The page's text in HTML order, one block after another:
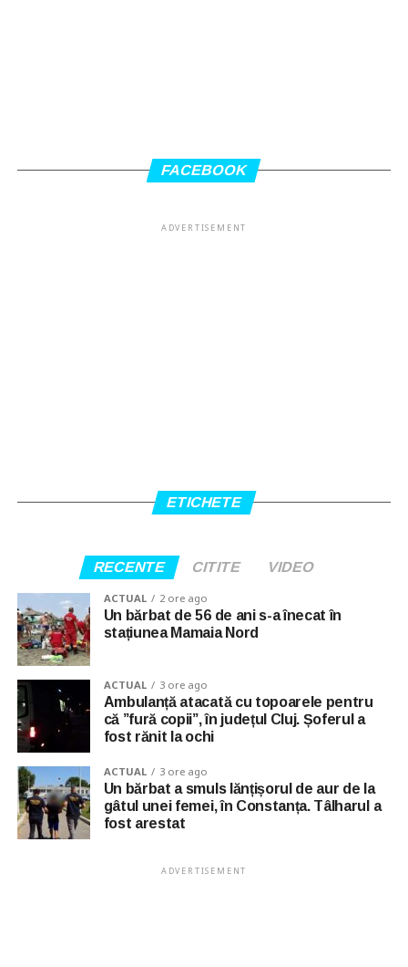
FACEBOOK
ADVERTISEMENT
ETICHETE
RECENTE CITITE VIDEO
ACTUAL 2 ore ago
Un bărbat de 56 de ani s-a înecat în
stațiunea Mamaia Nord
ACTUAL 3 ore ago
Ambulanță atacată cu topoarele pentru
că ”fură copii”, în județul Cluj. Șoferul a
fost rănit la ochi
ACTUAL 3 ore ago
Un bărbat a smuls lănțișorul de aur de la
gâtul unei femei, în Constanța. Tâlharul a
fost arestat
ADVERTISEMENT